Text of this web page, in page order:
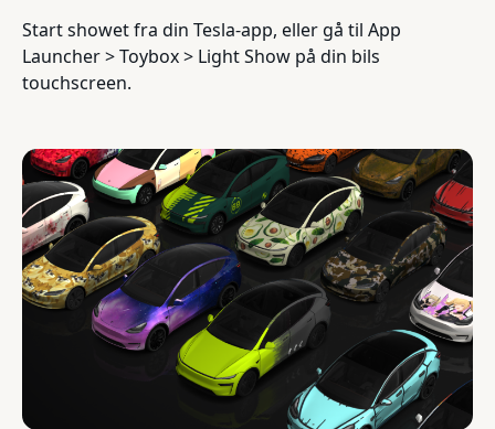
Start showet fra din Tesla-app, eller gå til App
Launcher > Toybox > Light Show på din bils
touchscreen.